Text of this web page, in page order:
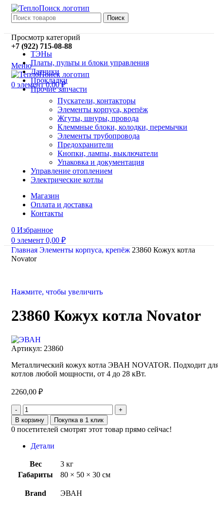
Поиск
+7 (922) 715-08-88
Меню
0 элемент 0,00₽
Просмотр категорий
ТЭНы
Платы, пульты и блоки управления
Датчики
Прокладки
Прочие запчасти
Пускатели, контакторы
Элементы корпуса, крепёж
Жгуты, шнуры, провода
Клеммные блоки, колодки, перемычки
Элементы трубопровода
Предохранители
Кнопки, лампы, выключатели
Упаковка и документация
Управление отоплением
Электрические котлы
Магазин
Оплата и доставка
Контакты
0 Избранное
0 элемент 0,00 ₽
Главная Элементы корпуса, крепёж 23860 Кожух котла
Novator
Нажмите, чтобы увеличить
23860 Кожух котла Novator
Артикул: 23860
Металлический кожух котла ЭВАН NOVATOR. Подходит
котлов любой мощности, от 4 до 28 кВт.
2260,00 ₽
В корзину Покупка в 1 клик
0 посетителей смотрят этот товар прямо сейчас!
Детали
Вес
3 кг
Габариты
80 × 50 × 30 см
Brand ЭВАН